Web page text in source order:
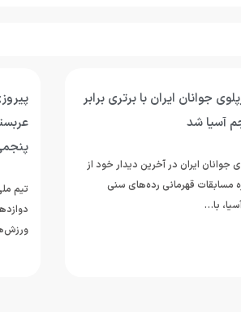
جوانان ایران با برتری برابر
آسیا شد
جوانان ایران در آخرین دیدار خود از
مسابقات قهرمانی رده‌های سنی
با…
تیم